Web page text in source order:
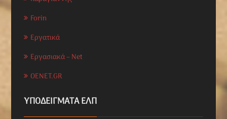
Forin
Εργατικά
Εργασιακά – Net
OENET.GR
ΥΠΟΔΕΊΓΜΑΤΑ ΕΛΠ